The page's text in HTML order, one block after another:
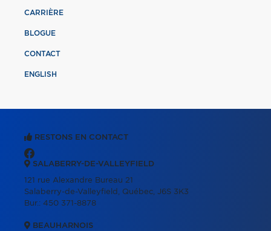
CARRIÈRE
BLOGUE
CONTACT
ENGLISH
RESTONS EN CONTACT
SALABERRY-DE-VALLEYFIELD
121 rue Alexandre Bureau 21
Salaberry-de-Valleyfield, Québec, J6S 3K3
Bur.: 450 371-8878
BEAUHARNOIS